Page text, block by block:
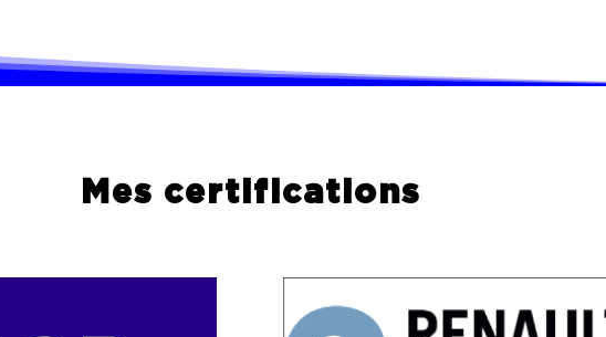
Mes certifications